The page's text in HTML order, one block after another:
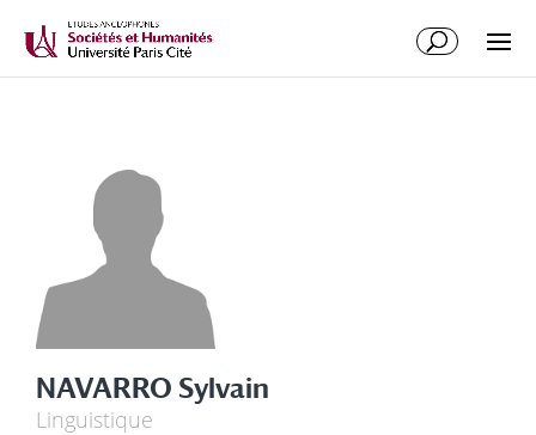
NAVARRO Sylvain
Linguistique